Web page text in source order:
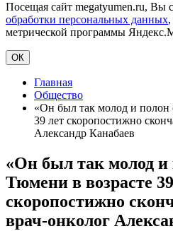
Посещая сайт megatyumen.ru, Вы
обработки персональных данных
метрической программы
ОК
Главная
Общество
«Он был так молод и полон
39 лет скоропостижно
Александр Канабаев
«Он был так молод и
Тюмени в возрасте
скоропостижно
врач‑онколог